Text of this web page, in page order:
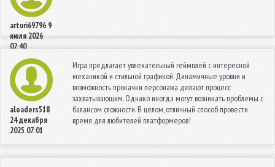
arturi69796 9
июля 2026
02:40
aloaders518
24 декабря
2025 07:01
Игра предлагает увлекательный геймплей с интересной
механикой и стильной графикой. Динамичные уровни и
возможность прокачки персонажа делают процесс
захватывающим. Однако иногда могут возникать проблемы с
балансом сложности. В целом, отличный способ провести
время для любителей платформеров!